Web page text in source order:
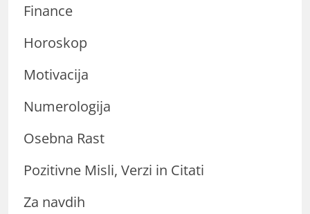
Finance
Horoskop
Motivacija
Numerologija
Osebna Rast
Pozitivne Misli, Verzi in Citati
Za navdih